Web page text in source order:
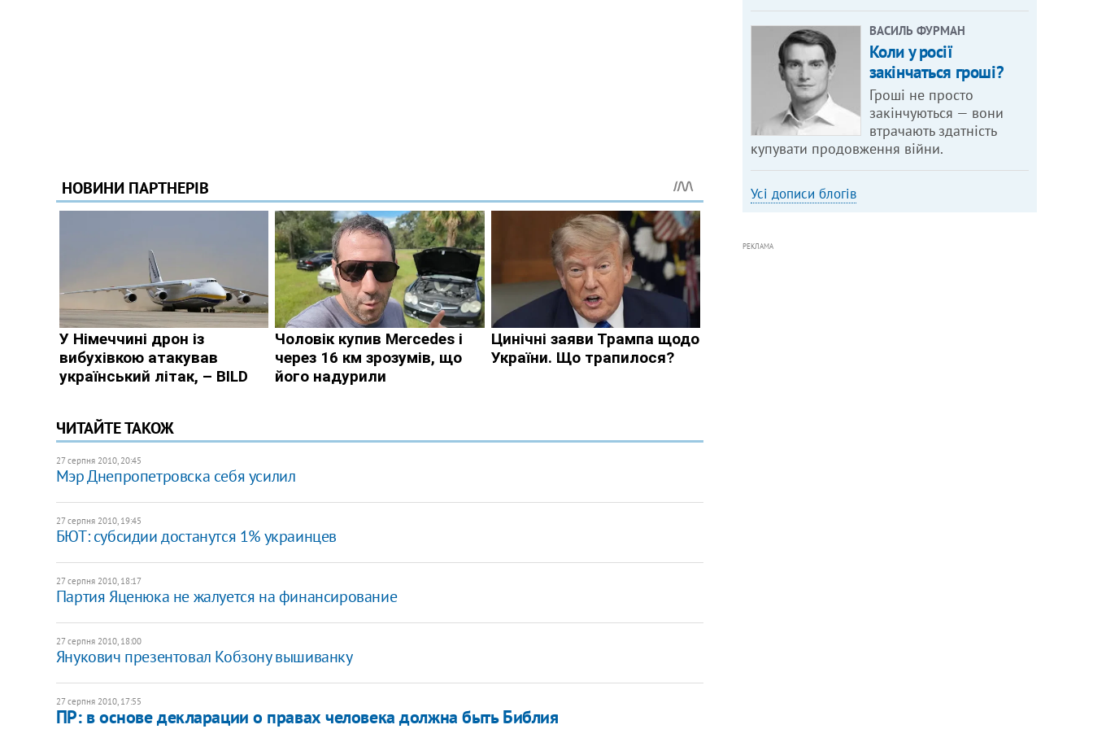
ЧИТАЙТЕ ТАКОЖ
27 серпня 2010, 20:45
Мэр Днепропетровска себя усилил
27 серпня 2010, 19:45
БЮТ: субсидии достанутся 1% украинцев
27 серпня 2010, 18:17
Партия Яценюка не жалуется на финансирование
27 серпня 2010, 18:00
Янукович презентовал Кобзону вышиванку
27 серпня 2010, 17:55
ПР: в основе декларации о правах человека должна быть Библия
ВАСИЛЬ ФУРМАН
Коли у росії
закінчаться гроші?
Гроші не просто
закінчуються — вони
втрачають здатність
купувати продовження війни.
Усі дописи блогів
РЕКЛАМА